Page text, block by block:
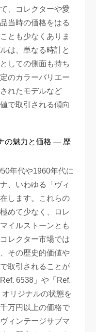
、コレクターや愛
当時の価格をはる
とも少なくありま
は、単なる時計と
しての側面も持ち
のカラーバリエー
れたモデルなど
で取引される傾向
の魅力と価格 — 歴
年代や1960年代に
、いわゆる「ヴィ
します。これらの
めて少なく、ロレ
イルストーンとも
レクター市場では
その歴史的価値や
取引されることが
6538」や「Ref.
リジナルの状態を
万円以上の価格で
ィンテージサブマ